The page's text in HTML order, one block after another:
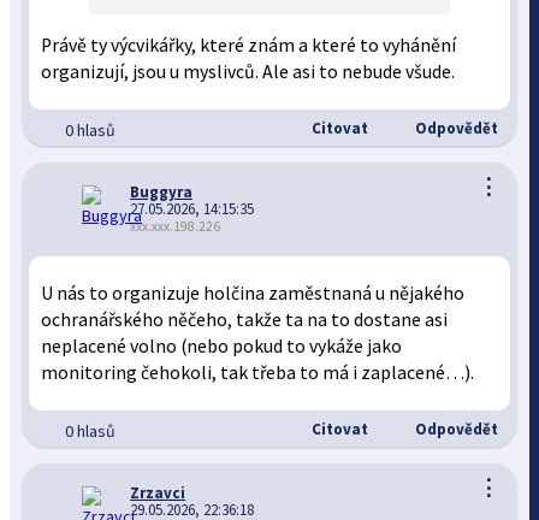
Právě ty výcvikářky, které znám a které to vyhánění
organizují, jsou u myslivců. Ale asi to nebude všude.
0 hlasů Citovat Odpovědět
⋮
Buggyra
27.05.2026, 14:15:35
xxx.xxx.198.226
U nás to organizuje holčina zaměstnaná u nějakého
ochranářského něčeho, takže ta na to dostane asi
neplacené volno (nebo pokud to vykáže jako
monitoring čehokoli, tak třeba to má i zaplacené…).
0 hlasů Citovat Odpovědět
⋮
Zrzavci
29.05.2026, 22:36:18